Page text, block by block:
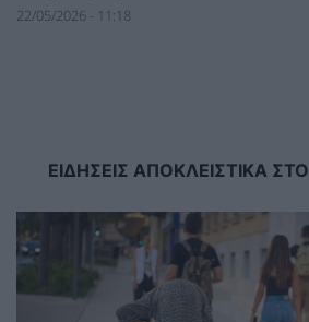
22/05/2026 - 11:18
ΕΙΔΗΣΕΙΣ ΑΠΟΚΛΕΙΣΤΙΚΑ ΣΤΟ